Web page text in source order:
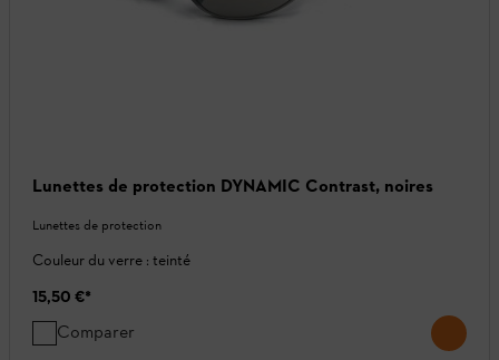
Lunettes de protection DYNAMIC Contrast, noires
Lunettes de protection
Couleur du verre : teinté
15,50 €*
Comparer